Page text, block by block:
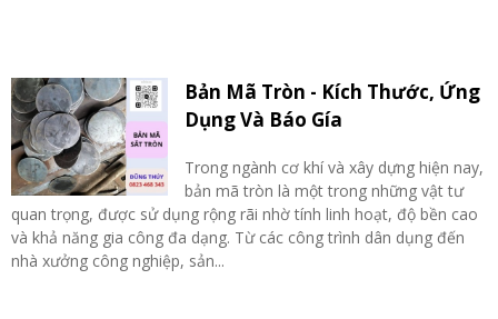
Bản Mã Tròn - Kích Thước, Ứng
Dụng Và Báo Gía
Trong ngành cơ khí và xây dựng hiện nay,
bản mã tròn là một trong những vật tư
quan trọng, được sử dụng rộng rãi nhờ tính linh hoạt, độ bền cao
và khả năng gia công đa dạng. Từ các công trình dân dụng đến
nhà xưởng công nghiệp, sản...